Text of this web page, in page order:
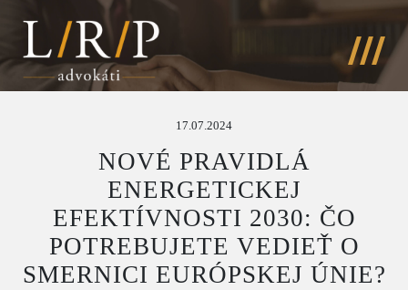
17.07.2024
NOVÉ PRAVIDLÁ
ENERGETICKEJ
EFEKTÍVNOSTI 2030: ČO
POTREBUJETE VEDIEŤ O
SMERNICI EURÓPSKEJ ÚNIE?